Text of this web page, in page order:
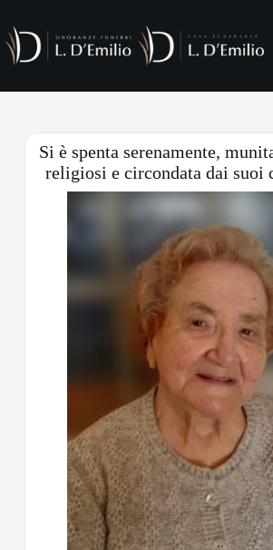
Si è spenta serenamente,
religiosi e circondata dai suoi